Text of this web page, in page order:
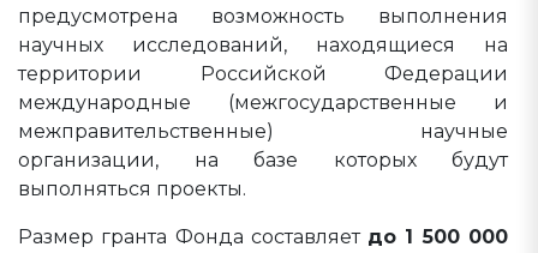
предусмотрена возможность выполнения
научных исследований, находящиеся на
территории Российской Федерации
международные (межгосударственные и
межправительственные) научные
организации, на базе которых будут
выполняться проекты.
Размер гранта Фонда составляет до 1 500 000